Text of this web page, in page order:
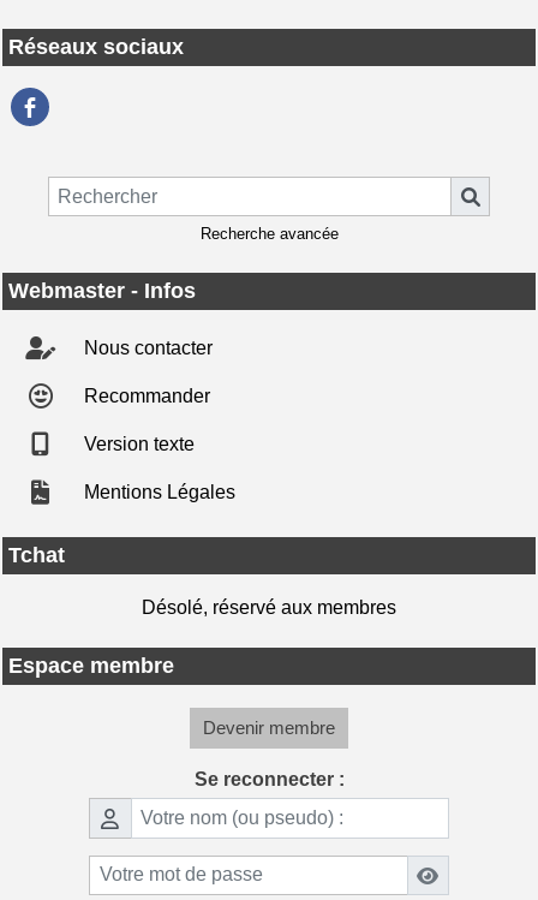
Réseaux sociaux
Recherche avancée
Webmaster - Infos
Nous contacter
Recommander
Version texte
Mentions Légales
Tchat
Désolé, réservé aux membres
Espace membre
Devenir membre
Se reconnecter :